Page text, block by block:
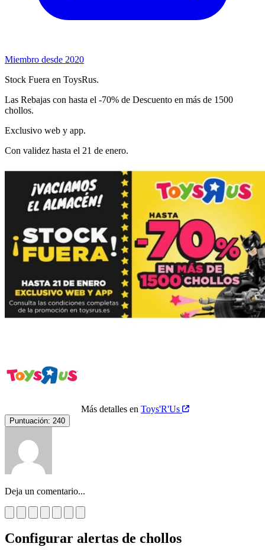
Miembro desde 2020
Stock Fuera en ToysRus.
Las Rebajas con hasta el -70% de Descuento en más de 1500
chollos.
Exclusivo web y app.
Con validez hasta el 21 de enero.
Más detalles en Toys'R'Us
Puntuación: 240
Deja un comentario...
Configurar alertas de chollos